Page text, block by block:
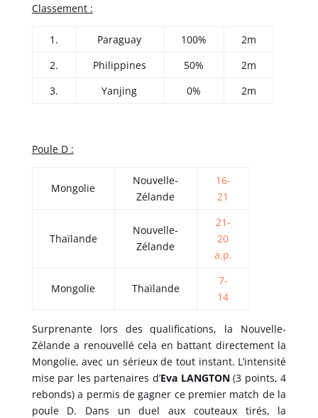
Classement :
1. Paraguay 100%
2m
2.
Philippines 50%
2m
3.
Yanjing 0% 2m
Poule D :
Mongolie
Nouvelle-
Zélande
16-
21
Thaïlande
Nouvelle-
Zélande
21-
20
a.p.
Mongolie Thaïlande
7-
14
Surprenante lors des qualifications, la Nouvelle-
Zélande a renouvellé cela en battant directement la
Mongolie, avec un sérieux de tout instant. L’intensité
mise par les partenaires d’Eva LANGTON(3 points, 4
rebonds) a permis de gagner ce premier match de la
poule D. Dans un duel aux couteaux tirés, la